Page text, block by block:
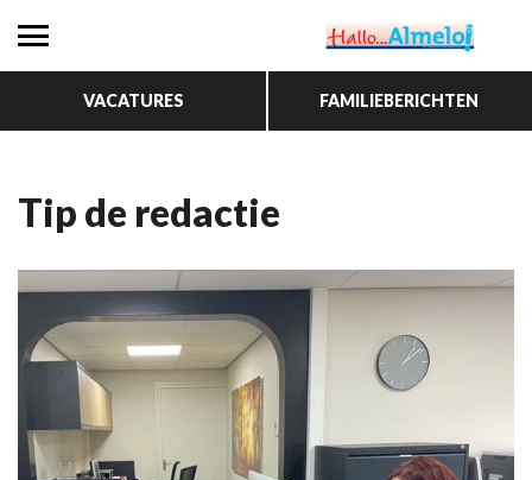
VACATURES FAMILIEBERICHTEN
Tip de redactie